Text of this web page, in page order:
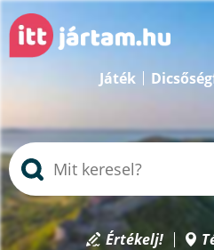
Játék
Értékelj!